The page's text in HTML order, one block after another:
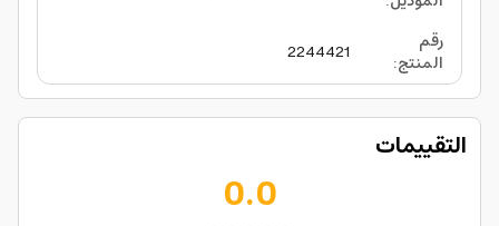
رقم
المنتج:
2244421
التقييمات
0.0